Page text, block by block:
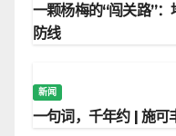
一颗杨梅的“闯关路”
防线
新闻
一句词，千年约 | 施可